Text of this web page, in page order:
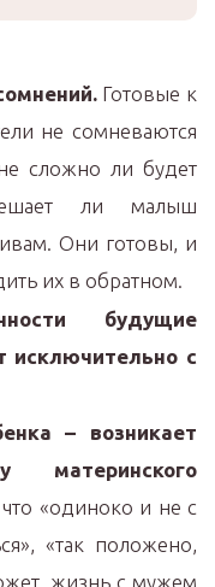
Готовые к
не сомневаются
сложно ли будет
ли малыш
Они готовы, и
их в обратном.
будущие
исключительно с
– возникает
материнского
«одиноко и не с
«так положено,
жизнь с мужем